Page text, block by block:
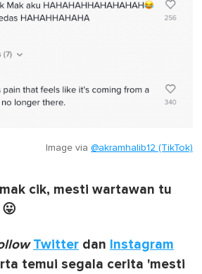
Image via @akramhalib12 (TikTok)
cik, mesti wartawan tu
Twitter dan Instagram
temui segala cerita 'mesti